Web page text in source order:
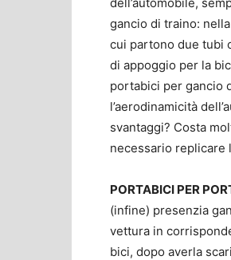
gancio di traino:
cui partono due tubi
di appoggio per la
portabici per gancio
l’aerodinamicità
svantaggi? Costa
necessario
PORTABICI PER
(infine) presenzia
vettura in
bici, dopo averla